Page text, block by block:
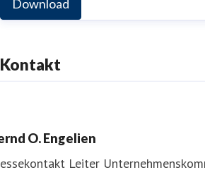
Download
Kontakt
O. Engelien
Leiter